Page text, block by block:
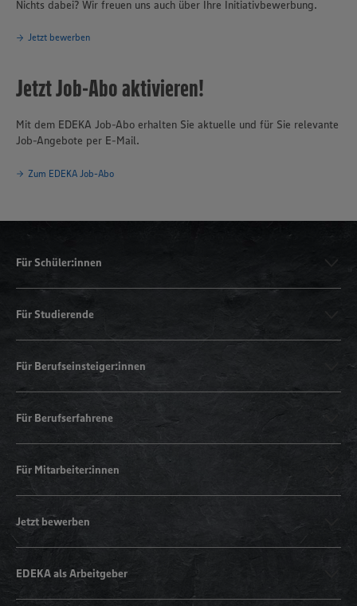
Nichts dabei? Wir freuen uns auch über Ihre Initiativbewerbung.
Jetzt bewerben
Jetzt Job-Abo aktivieren!
Mit dem EDEKA Job-Abo erhalten Sie aktuelle und für Sie relevante
Job-Angebote per E-Mail.
Zum EDEKA Job-Abo
Für Schüler:innen
Für Studierende
Für Berufseinsteiger:innen
Für Berufserfahrene
Für Mitarbeiter:innen
Jetzt bewerben
EDEKA als Arbeitgeber